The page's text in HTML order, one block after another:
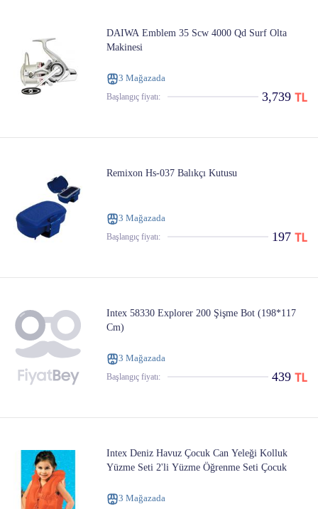
DAIWA Emblem 35 Scw 4000 Qd Surf Olta
Makinesi
3 Mağazada
Başlangıç ​​fiyatı: 3,739
Remixon Hs-037 Balıkçı Kutusu
3 Mağazada
Başlangıç ​​fiyatı: 197
Intex 58330 Explorer 200 Şişme Bot (198*117
Cm)
3 Mağazada
Başlangıç ​​fiyatı: 439
Intex Deniz Havuz Çocuk Can Yeleği Kolluk
Yüzme Seti 2'li Yüzme Öğrenme Seti Çocuk
3 Mağazada